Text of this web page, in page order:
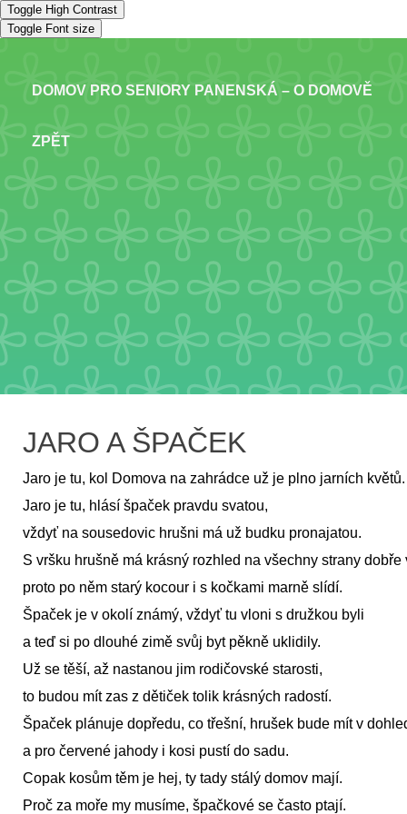
Toggle High Contrast
Toggle Font size
DOMOV PRO SENIORY PANENSKÁ – O DOMOVĚ
ZPĚT
JARO A ŠPAČEK
Jaro je tu, kol Domova na zahrádce už je plno jarních květů.
Jaro je tu, hlásí špaček pravdu svatou,
vždyť na sousedovic hrušni má už budku pronajatou.
S vršku hrušně má krásný rozhled na všechny strany dobře
proto po něm starý kocour i s kočkami marně slídí.
Špaček je v okolí známý, vždyť tu vloni s družkou byli
a teď si po dlouhé zimě svůj byt pěkně uklidily.
Už se těší, až nastanou jim rodičovské starosti,
to budou mít zas z dětiček tolik krásných radostí.
Špaček plánuje dopředu, co třešní, hrušek bude mít v
a pro červené jahody i kosi pustí do sadu.
Copak kosům těm je hej, ty tady stálý domov mají.
Proč za moře my musíme, špačkové se často ptají.